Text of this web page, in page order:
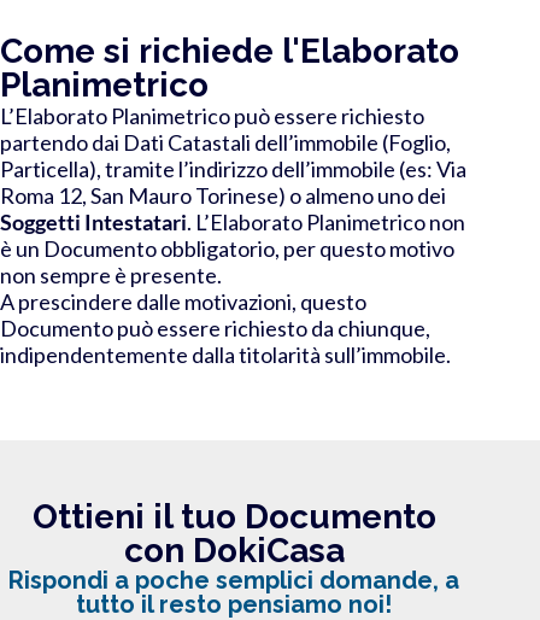
Come si richiede l'Elaborato
Planimetrico
L’Elaborato Planimetrico può essere richiesto
partendo dai Dati Catastali dell’immobile (Foglio,
Particella), tramite l’indirizzo dell’immobile (es: Via
Roma 12, San Mauro Torinese) o almeno uno dei
Soggetti Intestatari. L’Elaborato Planimetrico non
è un Documento obbligatorio, per questo motivo
non sempre è presente.
A prescindere dalle motivazioni, questo
Documento può essere richiesto da chiunque,
indipendentemente dalla titolarità sull’immobile.
Ottieni il tuo Documento
con DokiCasa
Rispondi a poche semplici domande, a
tutto il resto pensiamo noi!